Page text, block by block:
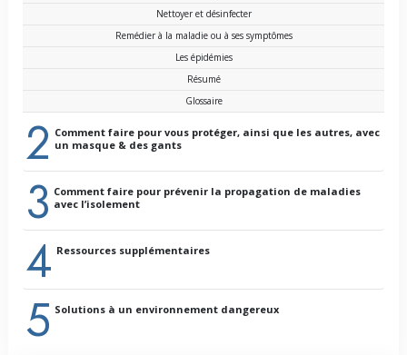
Nettoyer et désinfecter
Remédier à la maladie ou à ses symptômes
Les épidémies
Résumé
Glossaire
2 Comment faire pour vous protéger, ainsi que les autres, avec
un masque & des gants
3 Comment faire pour prévenir la propagation de maladies
avec l’isolement
4 Ressources supplémentaires
5 Solutions à un environnement dangereux